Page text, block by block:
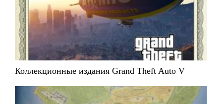
Коллекционные издания Grand Theft Auto V